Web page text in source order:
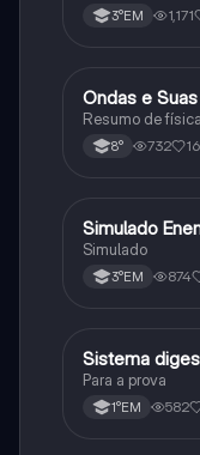
3°EM 1,171
Ciência
Ondas e
Resumo de
8° 732 16
Outros
Simulado
Simulado
3°EM 874
Outros
Sistema
Para a prova
1°EM 582